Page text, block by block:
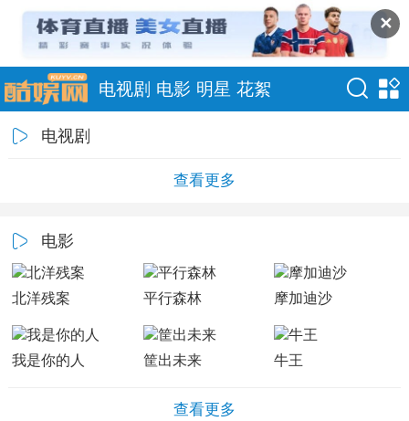
✕
电视剧 电影 明星 花絮
电视剧
查看更多
电影
北洋残案 平行森林 摩加迪沙
我是你的人 筐出未来 牛王
查看更多